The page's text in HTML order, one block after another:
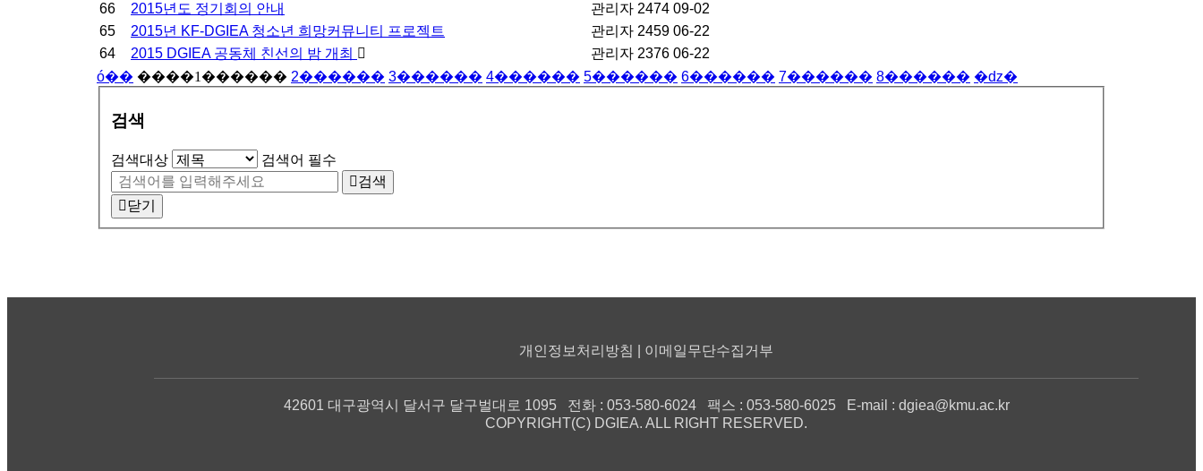
66
2015년도 정기회의 안내 관리자 2474 09-02
65
2015년 KF-DGIEA 청소년 희망커뮤니티 프로젝트 관리자 2459 06-22
64
2015 DGIEA 공동체 친선의 밤 개최 관리자 2376 06-22
ó�� ����1 ������ 2������ 3������ 4������ 5������ 6������ 7������ 8������ �ǳ�
검색
검색대상 검색어 필수
검색
닫기
개인정보처리방침 | 이메일무단수집거부
42601 대구광역시 달서구 달구벌대로 1095 전화 : 053-580-6024 팩스 : 053-580-6025 E-mail : dgiea@kmu.ac.kr
COPYRIGHT(C) DGIEA. ALL RIGHT RESERVED.